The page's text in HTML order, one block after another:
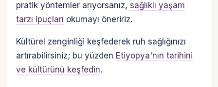
pratik yöntemler arıyorsanız, sağlıklı yaşam
tarzı ipuçları okumayı öneririz.
Kültürel zenginliği keşfederek ruh sağlığınızı
artırabilirsiniz; bu yüzden Etiyopya'nın tarihini
ve kültürünü keşfedin.